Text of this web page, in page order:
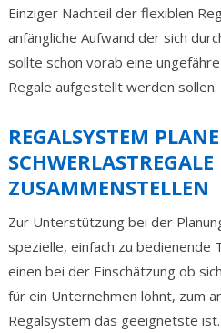
Einziger Nachteil der flexiblen
anfängliche Aufwand der sich
sollte schon vorab eine
Regale aufgestellt werden sollen.
REGALSYSTEM
SCHWERLASTREGALE
ZUSAMMENSTELLEN
Zur Unterstützung bei der
spezielle, einfach zu bedienende
einen bei der Einschätzung ob
für ein Unternehmen lohnt, zum
Regalsystem das geeignetste ist.